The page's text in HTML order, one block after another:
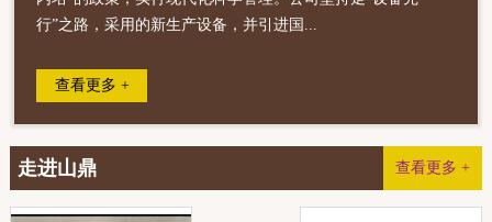
行”之路，采用的新生产设备，并引进国...
查看更多 +
查看更多 +
走进山鼎